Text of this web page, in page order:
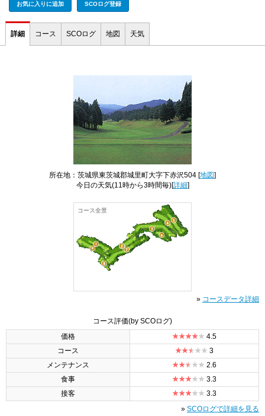
お気に入りに追加 SCOログ登録
詳細 コース SCOログ 地図 天気
所在地：茨城県東茨城郡城里町大字下赤沢504 [地図]
今日の天気(11時から3時間毎)[詳細]
コース全景
» コースデータ詳細
コース評価(by SCOログ)
価格
4.5
コース
3
メンテナンス
2.6
食事
3.3
接客
3.3
» SCOログで詳細を見る